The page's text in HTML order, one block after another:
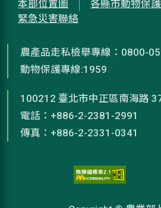
本部位置圖
各縣市動物保
緊急災害聯絡
農產品走私檢舉專線：0800-
動物保護專線:1959
100212 臺北市中正區南海路
電話：+886-2-2381-2991
傳真：+886-2-2331-0341